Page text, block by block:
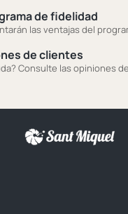
de fidelidad
las ventajas del
de clientes
Consulte las opiniones